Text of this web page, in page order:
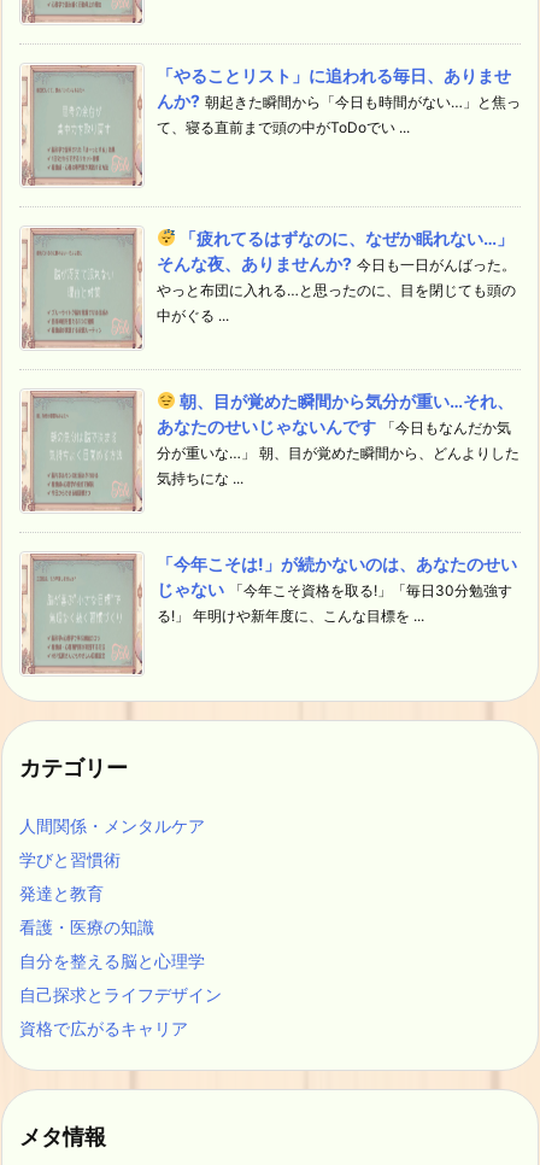
「やることリスト」に追われる毎日、ありませ
んか? 朝起きた瞬間から「今日も時間がない…」と焦っ
て、寝る直前まで頭の中がToDoでい ...
「疲れてるはずなのに、なぜか眠れない…」
そんな夜、ありませんか? 今日も一日がんばった。
やっと布団に入れる…と思ったのに、目を閉じても頭の
中がぐる ...
朝、目が覚めた瞬間から気分が重い…それ、
あなたのせいじゃないんです
「今日もなんだか気
分が重いな…」 朝、目が覚めた瞬間から、どんよりした
気持ちにな ...
「今年こそは!」が続かないのは、あなたのせい
じゃない
「今年こそ資格を取る!」「毎日30分勉強す
る!」 年明けや新年度に、こんな目標を ...
カテゴリー
人間関係・メンタルケア
学びと習慣術
発達と教育
看護・医療の知識
自分を整える脳と心理学
自己探求とライフデザイン
資格で広がるキャリア
メタ情報